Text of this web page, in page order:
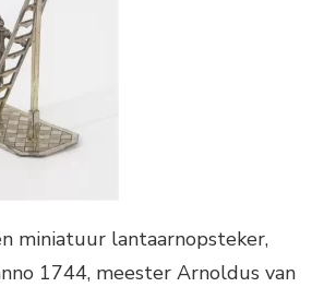
miniatuur lantaarnopsteker,
1744, meester Arnoldus van